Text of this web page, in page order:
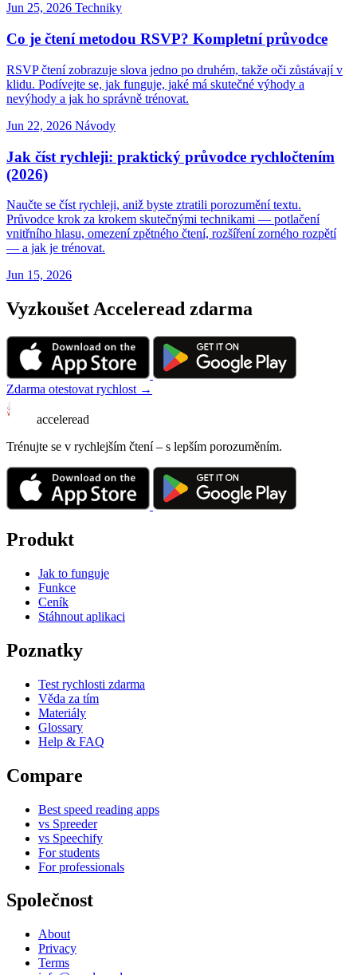
Jun 25, 2026 Techniky
Co je čtení metodou RSVP? Kompletní průvodce
RSVP čtení zobrazuje slova jedno po druhém, takže oči zůstávají v
klidu. Podívejte se, jak funguje, jaké má skutečné výhody a
nevýhody a jak ho správně trénovat.
Jun 22, 2026 Návody
Jak číst rychleji: praktický průvodce rychločtením
(2026)
Naučte se číst rychleji, aniž byste ztratili porozumění textu.
Průvodce krok za krokem skutečnými technikami — potlačení
vnitřního hlasu, omezení zpětného čtení, rozšíření zorného rozpětí
— a jak je trénovat.
Jun 15, 2026
Vyzkoušet Acceleread zdarma
Zdarma otestovat rychlost →
acceleread
Trénujte se v rychlejším čtení – s lepším porozuměním.
Produkt
Jak to funguje
Funkce
Ceník
Stáhnout aplikaci
Poznatky
Test rychlosti zdarma
Věda za tím
Materiály
Glossary
Help & FAQ
Compare
Best speed reading apps
vs Spreeder
vs Speechify
For students
For professionals
Společnost
About
Privacy
Terms